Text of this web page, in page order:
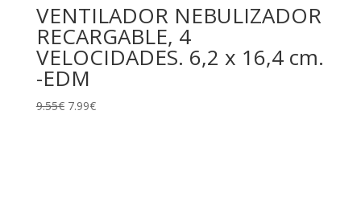
VENTILADOR NEBULIZADOR
RECARGABLE, 4
VELOCIDADES. 6,2 x 16,4 cm.
-EDM
9.55€ El
7.99€El